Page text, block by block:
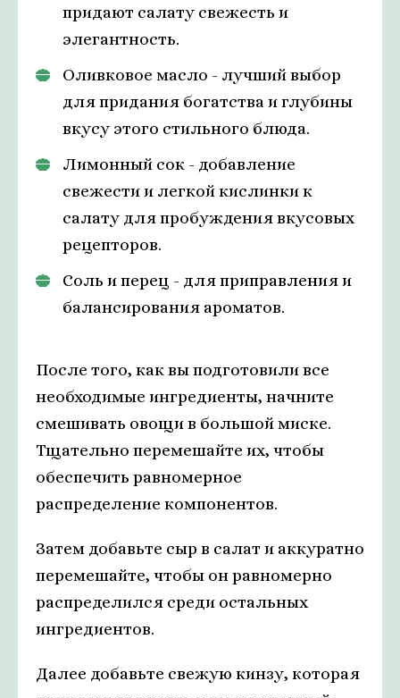
придают салату свежесть и
элегантность.
Оливковое масло - лучший выбор
для придания богатства и глубины
вкусу этого стильного блюда.
Лимонный сок - добавление
свежести и легкой кислинки к
салату для пробуждения вкусовых
рецепторов.
Соль и перец - для приправления и
балансирования ароматов.
После того, как вы подготовили все
необходимые ингредиенты, начните
смешивать овощи в большой миске.
Тщательно перемешайте их, чтобы
обеспечить равномерное
распределение компонентов.
Затем добавьте сыр в салат и аккуратно
перемешайте, чтобы он равномерно
распределился среди остальных
ингредиентов.
Далее добавьте свежую кинзу, которая